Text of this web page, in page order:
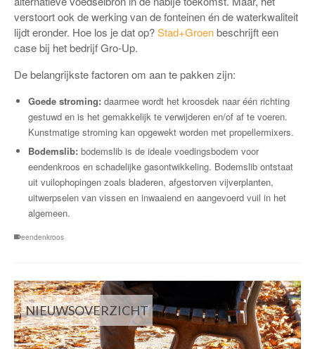
verstoort ook de werking van de fonteinen én de waterkwaliteit
lijdt eronder. Hoe los je dat op?Stad+Groenbeschrijft een
case bij het bedrijf Gro-Up.
De belangrijkste factoren om aan te pakken zijn:
Goede stroming: daarmee wordt het kroosdek naar één richting
gestuwd en is het gemakkelijk te verwijderen en/of af te voeren.
Kunstmatige stroming kan opgewekt worden met propellermixers.
Bodemslib: bodemslib is de ideale voedingsbodem voor
eendenkroos en schadelijke gasontwikkeling. Bodemslib ontstaat
uit vuilophopingen zoals bladeren, afgestorven vijverplanten,
uitwerpselen van vissen en inwaaiend en aangevoerd vuil in het
algemeen.
eendenkroos
NIEUWSOVERZICHT